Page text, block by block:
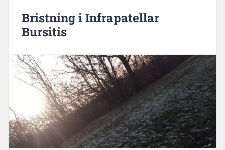
Bristning i Infrapatellar
Bursitis